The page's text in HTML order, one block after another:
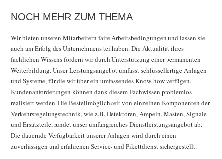
NOCH MEHR ZUM THEMA
Wir bieten unseren Mitarbeitern faire Arbeitsbedingungen und lassen sie
auch am Erfolg des Unternehmens teilhaben. Die Aktualität ihres
fachlichen Wissens fördern wir durch Unterstützung einer permanenten
Weiterbildung. Unser Leistungsangebot umfasst schlüsselfertige Anlagen
und Systeme, für die wir über ein umfassendes Know-how verfügen.
Kundenanforderungen können dank diesem Fachwissen problemlos
realisiert werden. Die Bestellmöglichkeit von einzelnen Komponenten der
Verkehrsregelungstechnik, wie z.B. Detektoren, Ampeln, Masten, Signale
und Ersatzteile, rundet unser umfangreiches Dienstleistungsangebot ab.
Die dauernde Verfügbarkeit unserer Anlagen wird durch einen
zuverlässigen und erfahrenen Service- und Pikettdienst sichergestellt.